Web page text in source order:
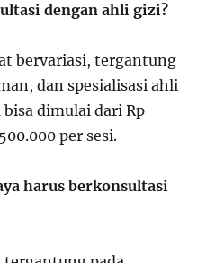
dengan ahli gizi?
bervariasi, tergantung
dan spesialisasi ahli
dimulai dari Rp
per sesi.
harus berkonsultasi